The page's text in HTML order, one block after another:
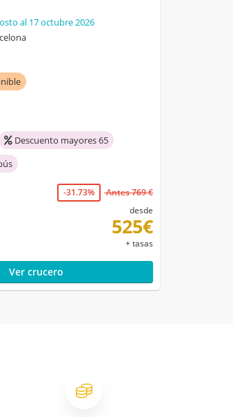
al 17 octubre 2026
Descuento mayores 65
-31.73%
Antes 769 €
desde
525€
+ tasas
Ver crucero